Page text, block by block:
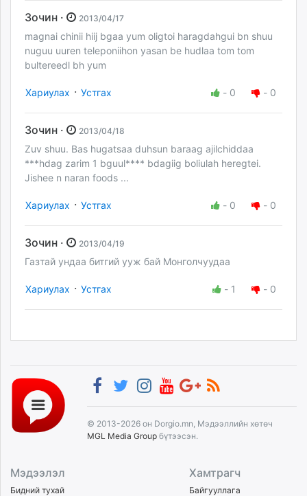
Зочин · 2013/04/17
magnai chinii hiij bgaa yum oligtoi haragdahgui bn shuu
nuguu uuren teleponiihon yasan be hudlaa tom tom
bultereedl bh yum
Хариулах · Устгах - 0 - 0
Зочин · 2013/04/18
Zuv shuu. Bas hugatsaa duhsun baraag ajilchiddaa
***hdag zarim 1 bguul**** bdagiig boliulah heregtei.
Jishee n naran foods ...
Хариулах · Устгах - 0 - 0
Зочин · 2013/04/19
Газтай ундаа битгий ууж бай Монголчуудаа
Хариулах · Устгах - 1 - 0
© 2013-2026 он Dorgio.mn, Мэдээллийн хөтөч
MGL Media Group бүтээсэн.
Мэдээлэл
Бидний тухай
Хамтрагч
Байгууллага